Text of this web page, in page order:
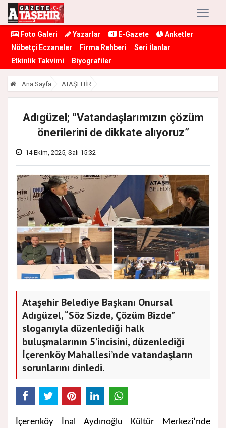
Foto Galeri Yazarlar E-Gazete
Anketler
Nöbetçi Eczaneler
Firma Rehberi
Seri İlanlar
Etkinlik Takvimi
Biyografiler
Ana Sayfa ATAŞEHİR
Adıgüzel; “Vatandaşlarımızın çözüm
önerilerini de dikkate alıyoruz”
14 Ekim, 2025, Salı 15:32
Ataşehir Belediye Başkanı Onursal
Adıgüzel, “Söz Sizde, Çözüm Bizde”
sloganıyla düzenlediği halk
buluşmalarının 5’incisini, düzenlediği
İçerenköy Mahallesi’nde vatandaşların
sorunlarını dinledi.
İçerenköy İnal Aydınoğlu Kültür Merkezi’nde